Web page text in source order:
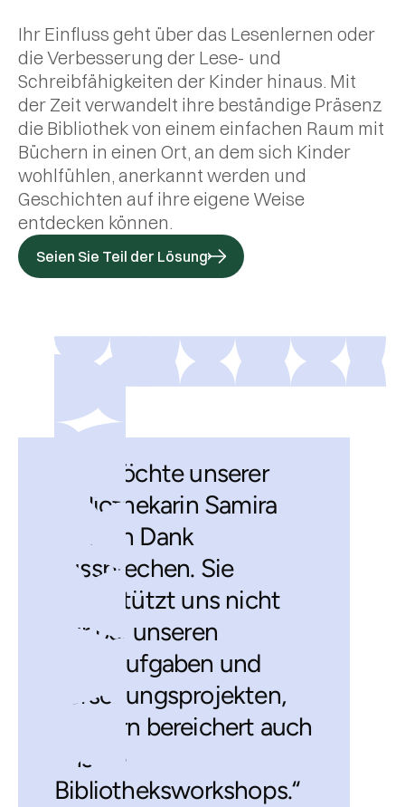
Ihr Einfluss geht über das Lesenlernen oder
die Verbesserung der Lese- und
Schreibfähigkeiten der Kinder hinaus. Mit
der Zeit verwandelt ihre beständige Präsenz
die Bibliothek von einem einfachen Raum mit
Büchern in einen Ort, an dem sich Kinder
wohlfühlen, anerkannt werden und
Geschichten auf ihre eigene Weise
entdecken können.
Seien Sie Teil der Lösung
„Ich möchte unserer
Bibliothekarin Samira
meinen Dank
aussprechen. Sie
unterstützt uns nicht
nur bei unseren
Schulaufgaben und
Forschungsprojekten,
sondern bereichert auch
unsere
Bibliotheksworkshops.“